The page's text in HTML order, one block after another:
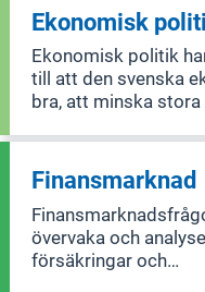
Ekonomisk
Ekonomisk politik
till att den svenska
bra, att minska stora
resurser rättvist
över tid.
Finansmarknad
övervaka och
försäkringar och